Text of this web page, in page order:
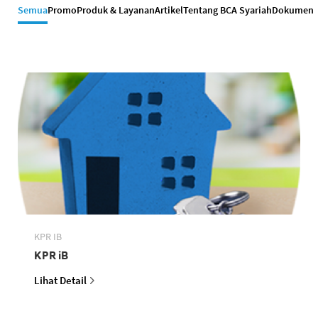
SemuaPromoProduk & LayananArtikelTentang BCA SyariahDokumen
KPR IB
KPR iB
Lihat Detail